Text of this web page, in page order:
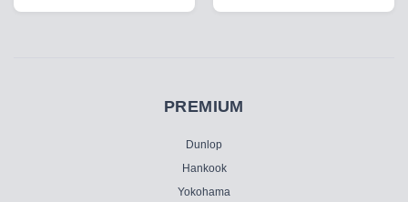
PREMIUM
Dunlop
Hankook
Yokohama